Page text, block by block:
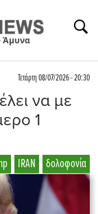
Άμυνα
Τετάρτη 08/07/2026 - 20:30
να με
1
δολοφονία
IRAN